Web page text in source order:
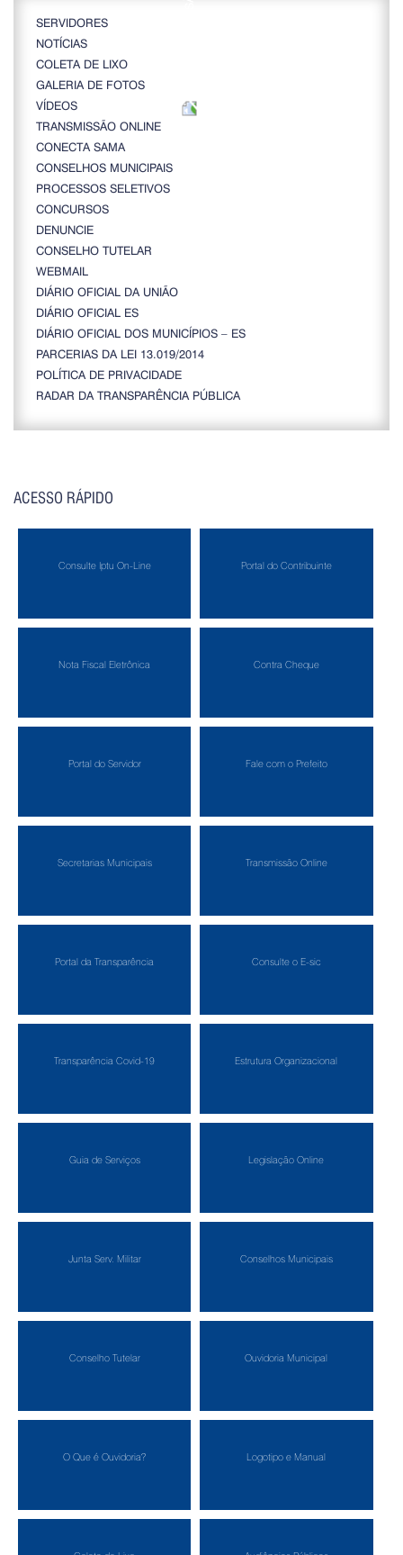
SERVIDORES
NOTÍCIAS
COLETA DE LIXO
GALERIA DE FOTOS
VÍDEOS
TRANSMISSÃO ONLINE
CONECTA SAMA
CONSELHOS MUNICIPAIS
PROCESSOS SELETIVOS
CONCURSOS
DENUNCIE
CONSELHO TUTELAR
WEBMAIL
DIÁRIO OFICIAL DA UNIÃO
DIÁRIO OFICIAL ES
DIÁRIO OFICIAL DOS MUNICÍPIOS – ES
PARCERIAS DA LEI 13.019/2014
POLÍTICA DE PRIVACIDADE
RADAR DA TRANSPARÊNCIA PÚBLICA
ACESSO RÁPIDO
Consulte Iptu On-Line Portal do Contribuinte
Nota Fiscal Eletrônica Contra Cheque
Portal do Servidor Fale com o Prefeito
Secretarias Municipais Transmissão Online
Portal da Transparência Consulte o E-sic
Transparência Covid-19 Estrutura Organizacional
Guia de Serviços Legislação Online
Junta Serv. Militar Conselhos Municipais
Conselho Tutelar Ouvidoria Municipal
O Que é Ouvidoria? Logotipo e Manual